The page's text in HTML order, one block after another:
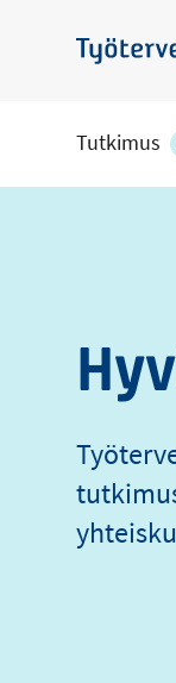
pääsisältöön
Tutkimus